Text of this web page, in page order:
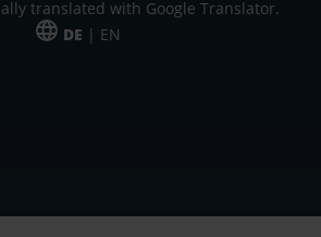
translated with Google Translator.
DE | EN